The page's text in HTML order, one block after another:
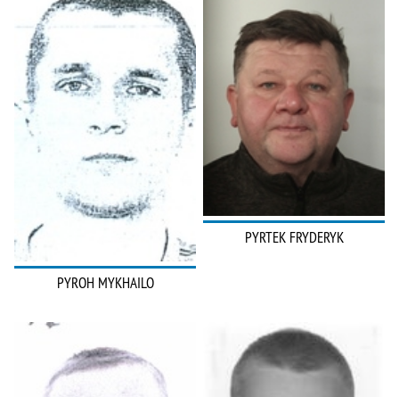
PYROH MYKHAILO
PYRTEK FRYDERYK